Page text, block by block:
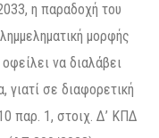
η παραδοχή του
μορφής
να διαλάβει
γιατί σε διαφορετική
παρ. 1, στοιχ. Δ’ ΚΠΔ